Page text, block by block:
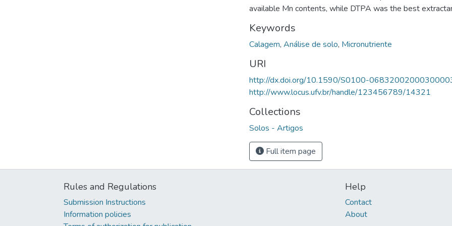
available Mn contents, while DTPA was the best
Keywords
Calagem, Análise de solo, Micronutriente
URI
http://dx.doi.org/10.1590/S0100-
http://www.locus.ufv.br/handle/123456789/14321
Collections
Solos - Artigos
Full item page
Rules and Regulations
Submission Instructions
Information policies
Help
Contact
About